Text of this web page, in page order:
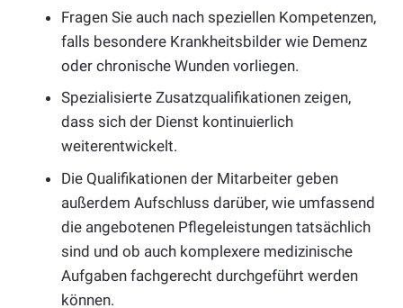
Fragen Sie auch nach speziellen Kompetenzen,
falls besondere Krankheitsbilder wie Demenz
oder chronische Wunden vorliegen.
Spezialisierte Zusatzqualifikationen zeigen,
dass sich der Dienst kontinuierlich
weiterentwickelt.
Die Qualifikationen der Mitarbeiter geben
außerdem Aufschluss darüber, wie umfassend
die angebotenen Pflegeleistungen tatsächlich
sind und ob auch komplexere medizinische
Aufgaben fachgerecht durchgeführt werden
können.